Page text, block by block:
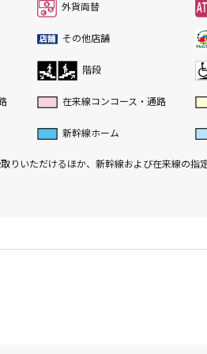
外貨両替
その他店舗
階段
在来線コンコース・通路
新幹線ホーム
りいただけるほか、新幹線および在来線の指